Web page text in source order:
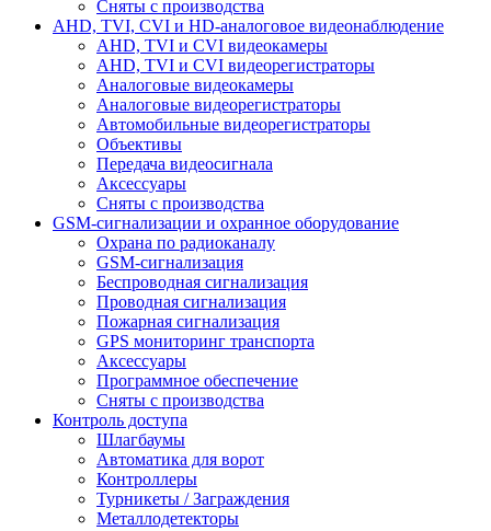
Сняты с производства
AHD, TVI, CVI и HD-аналоговое видеонаблюдение
AHD, TVI и CVI видеокамеры
AHD, TVI и CVI видеорегистраторы
Аналоговые видеокамеры
Аналоговые видеорегистраторы
Автомобильные видеорегистраторы
Объективы
Передача видеосигнала
Аксессуары
Сняты с производства
GSM-сигнализации и охранное оборудование
Охрана по радиоканалу
GSM-сигнализация
Беспроводная сигнализация
Проводная сигнализация
Пожарная сигнализация
GPS мониторинг транспорта
Аксессуары
Программное обеспечение
Сняты с производства
Контроль доступа
Шлагбаумы
Автоматика для ворот
Контроллеры
Турникеты / Заграждения
Металлодетекторы